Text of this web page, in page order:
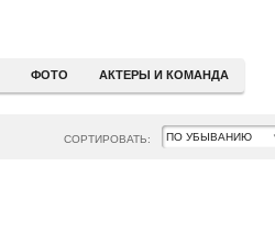
ФОТО АКТЕРЫ И КОМАНДА
СОРТИРОВАТЬ: